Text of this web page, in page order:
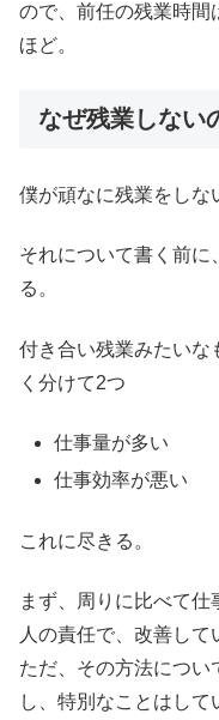
ので、前任の残業時間
ほど。
なぜ残業しない
僕が頑なに残業をしな
それについて書く前に
る。
付き合い残業みたいな
く分けて2つ
仕事量が多い
仕事効率が悪い
これに尽きる。
まず、周りに比べて
人の責任で、改善して
ただ、その方法につい
し、特別なことはし